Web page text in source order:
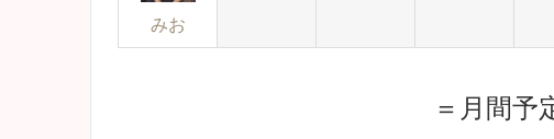
みお
＝月間予